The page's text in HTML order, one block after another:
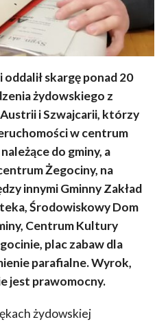
skargę ponad 20
żydowskiego z
i Szwajcarii, którzy
w centrum
do gminy, a
Żegociny, na
innymi Gminny Zakład
Środowiskowy Dom
Centrum Kultury
plac zabaw dla
parafialne. Wyrok,
jest prawomocny.
żydowskiej